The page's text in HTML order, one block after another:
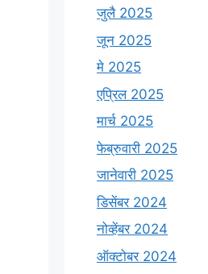
जुलै 2025
जून 2025
मे 2025
एप्रिल 2025
मार्च 2025
फेब्रुवारी 2025
जानेवारी 2025
डिसेंबर 2024
नोव्हेंबर 2024
ऑक्टोबर 2024